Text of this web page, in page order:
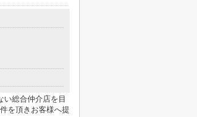
い総合仲介店を目
を頂きお客様へ提